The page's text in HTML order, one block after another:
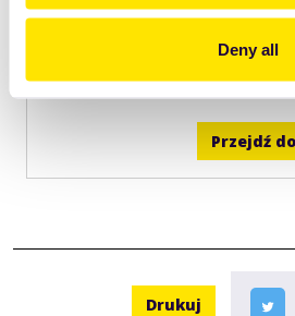
Deny all
pomogą Ci lepiej wykorzystać
Dostęptylkodla
Przejdź
Drukuj